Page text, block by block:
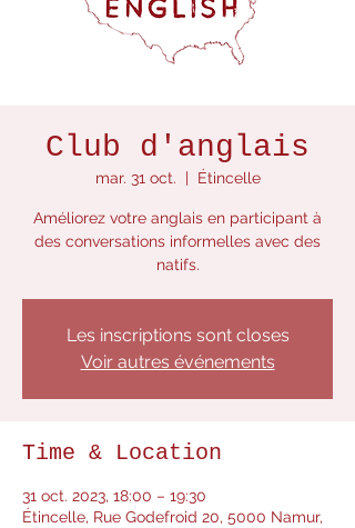
Club d'anglais
mar. 31 oct.
  |
Étincelle
Améliorez votre anglais en participant à
des conversations informelles avec des
natifs.
Les inscriptions sont closes
Voir autres événements
Time & Location
31 oct. 2023, 18:00 – 19:30
Étincelle, Rue Godefroid 20, 5000 Namur,